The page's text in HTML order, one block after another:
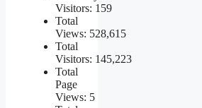
Visitors: 159
Total
Views: 528,615
Total
Visitors: 145,223
Total
Page
Views: 5